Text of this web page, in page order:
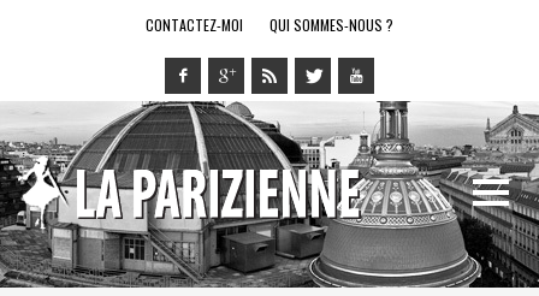
CONTACTEZ-MOI QUI SOMMES-NOUS ?